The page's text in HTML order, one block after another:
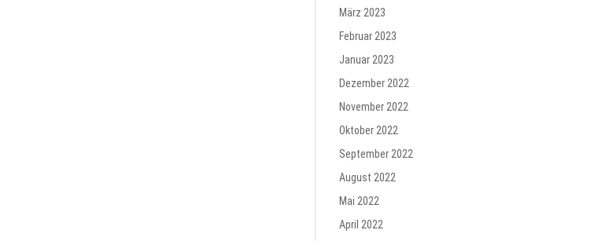
März 2023
Februar 2023
Januar 2023
Dezember 2022
November 2022
Oktober 2022
September 2022
August 2022
Mai 2022
April 2022